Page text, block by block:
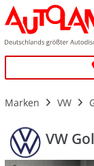
Marken VW
VW